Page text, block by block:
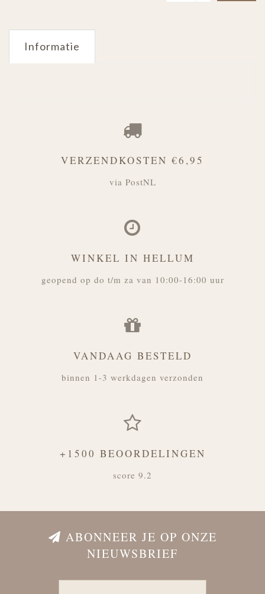
Informatie
VERZENDKOSTEN €6,95
via PostNL
WINKEL IN HELLUM
geopend op do t/m za van 10:00-16:00 uur
VANDAAG BESTELD
binnen 1-3 werkdagen verzonden
+1500 BEOORDELINGEN
score 9.2
ABONNEER JE OP ONZE
NIEUWSBRIEF